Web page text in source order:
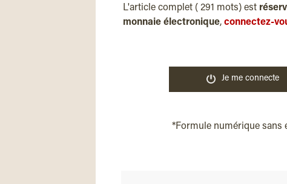
L'article complet ( 291 mots) est
monnaie électronique, connectez-
Je me connecte
*Formule numérique sans